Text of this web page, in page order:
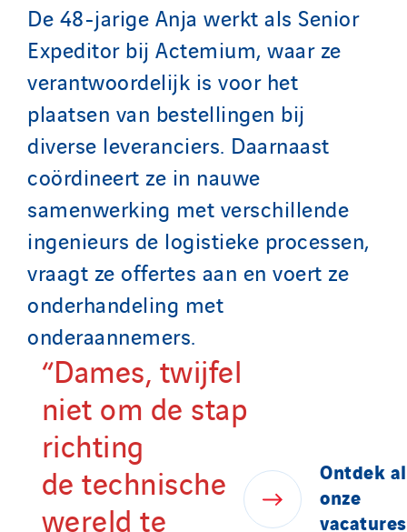
De 48-jarige Anja werkt als Senior
Expeditor bij Actemium, waar ze
verantwoordelijk is voor het
plaatsen van bestellingen bij
diverse leveranciers. Daarnaast
coördineert ze in nauwe
samenwerking met verschillende
ingenieurs de logistieke processen,
vraagt ze offertes aan en voert ze
onderhandeling met
onderaannemers.
“Dames, twijfel
niet om de stap
richting
de technische
wereld te
Ontdekal
onze
vacatures